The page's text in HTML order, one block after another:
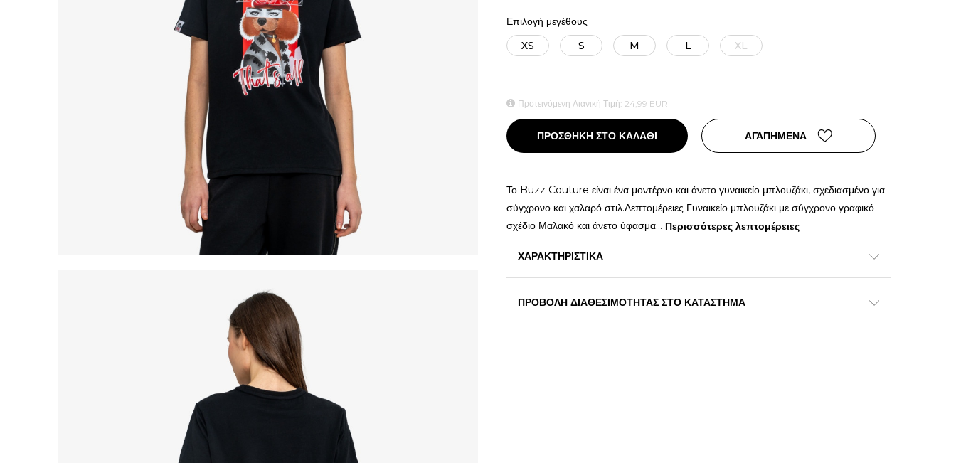
Επιλογή μεγέθους
XS
S M L XL
Προτεινόμενη Λιανική Τιμή: 24,99 EUR
ΠΡΟΣΘΗΚΗ ΣΤΟ ΚΑΛΑΘΙ ΑΓΑΠΗΜΕΝΑ
Το Buzz Couture είναι ένα μοντέρνο και άνετο γυναικείο μπλουζάκι, σχεδιασμένο για
σύγχρονο και χαλαρό στιλ.Λεπτομέρειες Γυναικείο μπλουζάκι με σύγχρονο γραφικό
σχέδιο Μαλακό και άνετο ύφασμα... Περισσότερες λεπτομέρειες
ΧΑΡΑΚΤΗΡΙΣΤΙΚΑ
ΠΡΟΒΟΛΗ ΔΙΑΘΕΣΙΜΟΤΗΤΑΣ ΣΤΟ ΚΑΤΑΣΤΗΜΑ